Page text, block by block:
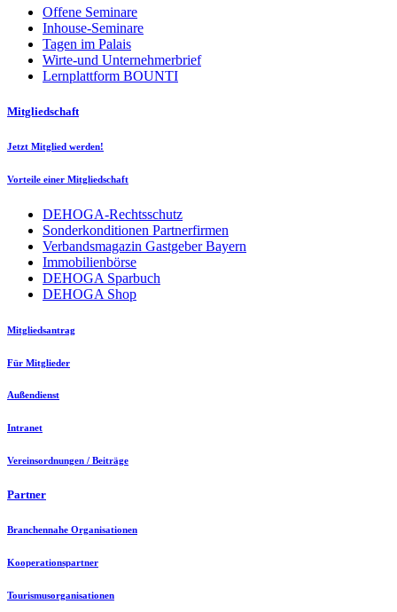
Offene Seminare
Inhouse-Seminare
Tagen im Palais
Wirte-und Unternehmerbrief
Lernplattform BOUNTI
Mitgliedschaft
Jetzt Mitglied werden!
Vorteile einer Mitgliedschaft
DEHOGA-Rechtsschutz
Sonderkonditionen Partnerfirmen
Verbandsmagazin Gastgeber Bayern
Immobilienbörse
DEHOGA Sparbuch
DEHOGA Shop
Mitgliedsantrag
Für Mitglieder
Außendienst
Intranet
Vereinsordnungen / Beiträge
Partner
Branchennahe Organisationen
Kooperationspartner
Tourismusorganisationen